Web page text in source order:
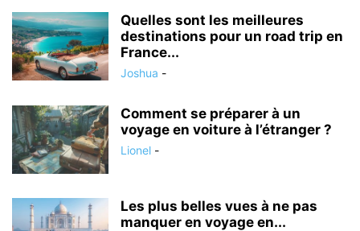
Quelles sont les meilleures
destinations pour un road trip en
France...
Joshua -
Comment se préparer à un
voyage en voiture à l’étranger ?
Lionel -
Les plus belles vues à ne pas
manquer en voyage en...